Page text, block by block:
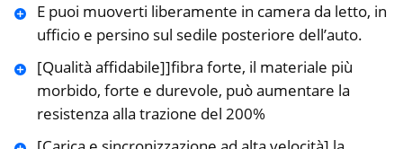
E puoi muoverti liberamente in camera da letto, in
ufficio e persino sul sedile posteriore dell’auto.
[Qualità affidabile]]fibra forte, il materiale più
morbido, forte e durevole, può aumentare la
resistenza alla trazione del 200%